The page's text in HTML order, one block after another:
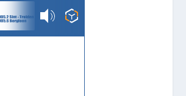
TrudoFM